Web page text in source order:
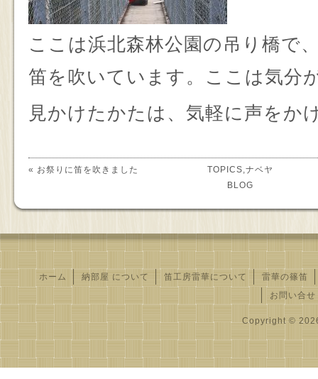
ここは浜北森林公園の吊り橋で
笛を吹いています。ここは気分
見かけたかたは、気軽に声をか
« お祭りに笛を吹きました TOPICS,ナベヤ
BLOG
ホーム 納部屋 について 笛工房雷華について
雷華の篠笛
お問い合せ
Copyright ©